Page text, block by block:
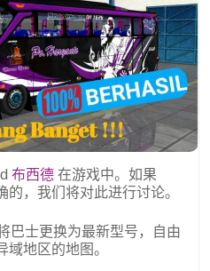
布西德 在游戏中。如果
，我们将对此进行讨论。
巴士更换为最新型号，自由
地区的地图。